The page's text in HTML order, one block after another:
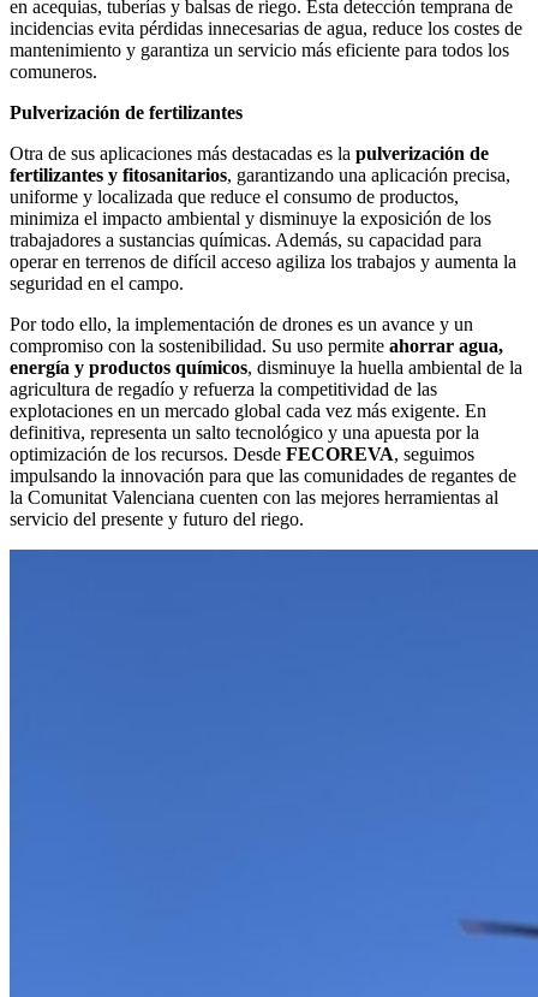
en acequias, tuberías y balsas de riego. Esta detección temprana de
incidencias evita pérdidas innecesarias de agua, reduce los costes de
mantenimiento y garantiza un servicio más eficiente para todos los
comuneros.
Pulverización de fertilizantes
Otra de sus aplicaciones más destacadas es la pulverización de
fertilizantes y fitosanitarios, garantizando una aplicación precisa,
uniforme y localizada que reduce el consumo de productos,
minimiza el impacto ambiental y disminuye la exposición de los
trabajadores a sustancias químicas. Además, su capacidad para
operar en terrenos de difícil acceso agiliza los trabajos y aumenta la
seguridad en el campo.
Por todo ello, la implementación de drones es un avance y un
compromiso con la sostenibilidad. Su uso permite ahorrar agua,
energía y productos químicos, disminuye la huella ambiental de la
agricultura de regadío y refuerza la competitividad de las
explotaciones en un mercado global cada vez más exigente. En
definitiva, representa un salto tecnológico y una apuesta por la
optimización de los recursos. Desde FECOREVA, seguimos
impulsando la innovación para que las comunidades de regantes de
la Comunitat Valenciana cuenten con las mejores herramientas al
servicio del presente y futuro del riego.